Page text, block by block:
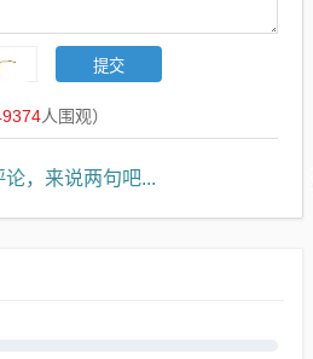
人围观）
论，来说两句吧...